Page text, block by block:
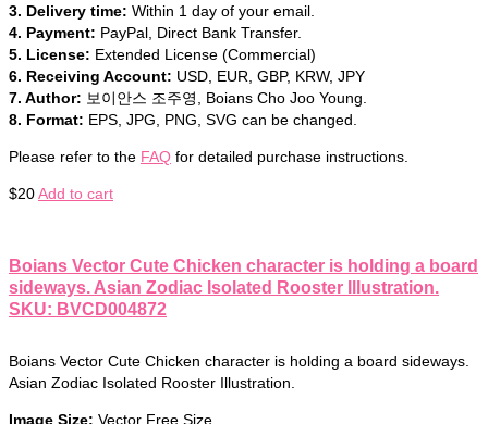
3. Delivery time: Within 1 day of your email.
4. Payment: PayPal, Direct Bank Transfer.
5. License: Extended License (Commercial)
6. Receiving Account: USD, EUR, GBP, KRW, JPY
7. Author: 보이안스 조주영, Boians Cho Joo Young.
8. Format: EPS, JPG, PNG, SVG can be changed.
Please refer to the FAQ for detailed purchase instructions.
$20Add to cart
Boians Vector Cute Chicken character is holding a board
sideways. Asian Zodiac Isolated Rooster Illustration.
SKU: BVCD004872
Boians Vector Cute Chicken character is holding a board sideways.
Asian Zodiac Isolated Rooster Illustration.
Image Size: Vector Free Size